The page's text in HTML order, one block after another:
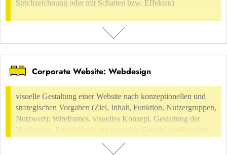
Strichzeichnung oder mit Schatten bzw. Effekten)
BESCHREIBUNG
z.B. Navigations-Button, Grafiken, Bilder, Symbole, Designelemente,
Banner, Animationen (einfache Strichzeichnung oder mit Schatten
bzw. Effekten)
Corporate Website: Webdesign
visuelle Gestaltung einer Website nach konzeptionellen und
strategischen Vorgaben (Ziel, Inhalt, Funktion, Nutzergruppen,
Nutzwert): Wireframes, visuelles Konzept, Gestaltung der
Navigation, Entwicklung der zentralen Gestaltungselemente